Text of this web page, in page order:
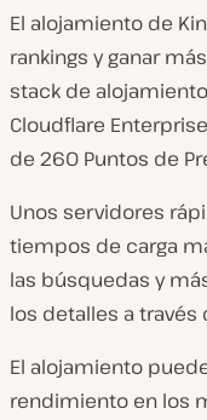
El alojamiento de
rankings y ganar
stack de
Cloudflare
de 260 Puntos de
Unos servidores
tiempos de carga
las búsquedas y
los detalles a través
El alojamiento
rendimiento en los